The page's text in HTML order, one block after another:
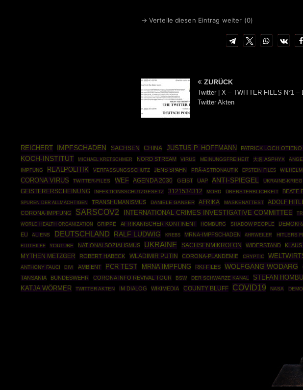
→ Verteile diesen Eintrag weiter (0)
ZURÜCK
Twitter | X – TWITTER FILES N°1 –
Twitter Akten
REICHERT IMPFSCHADEN SACHSEN CHINA JUSTUS P. HOFFMANN PATRICK LOCH
KOCH-INSTITUT
MICHAEL KRETSCHMER NORD STREAM VIRUS MEINUNGSFREIHEIT 大名 ASPHYX
IMPFUNG
REALPOLITIK VERFASSUNGSSCHUTZ JENS SPAHN PRÄ-ASTRONAUTIK EPSTEIN FILES
CORONA VIRUS TWITTER-FILES WEF AGENDA 2030 GEIST UAP ANTI-SPIEGEL UKRAINE-KRIEG
GEISTERERSCHEINUNG INFEKTIONSSCHUTZGESETZ 3121534312 MORD ÜBERSTERBLICHKEIT BEATE
SPUREN DER ALLMÄCHTIGEN TRANSHUMANISMUS DANIELE GANSER AFRIKA MASKENATTEST ADOLF
CORONA-IMPFUNG SARSCOV2 INTERNATIONAL CRIMES INVESTIGATIVE COMMITTEE
WORLD HEALTH ORGANIZATION GRIPPE AFRIKANISCHER KONTINENT HOMBURG SHADOW PEOPLE
EU ALIENS DEUTSCHLAND RALF LUDWIG KREBS MRNA-IMPFSCHADEN AHRWEILER HITLERS
FLUTHILFE YOUTUBE NATIONALSOZIALISMUS UKRAINE SACHSENMIKROFON WIDERSTAND
MYTHEN METZGER ROBERT HABECK WLADIMIR PUTIN CORONA-PLANDEMIE CRYPTIC
ANTHONY FAUCI DIVI AMBIENT PCR TEST MRNA IMPFUNG RKI-FILES WOLFGANG WODARG
TANSANIA BUNDESWEHR CORONA INFO REVIVAL TOUR BSW DER SCHWARZE KANAL STEFAN
KATJA WÖRMER
TWITTER AKTEN IM DIALOG WIKIMEDIA COUNTY BLUFF COVID19 NASA DEMO